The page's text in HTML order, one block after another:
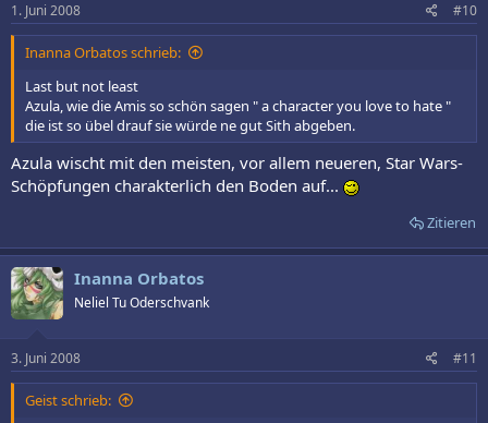
1. Juni 2008 #10
Inanna Orbatos schrieb:
Last but not least
Azula, wie die Amis so schön sagen " a character you love to hate "
die ist so übel drauf sie würde ne gut Sith abgeben.
Azula wischt mit den meisten, vor allem neueren, Star Wars-
Schöpfungen charakterlich den Boden auf...
Zitieren
Inanna Orbatos
Neliel Tu Oderschvank
3. Juni 2008 #11
Geist schrieb: